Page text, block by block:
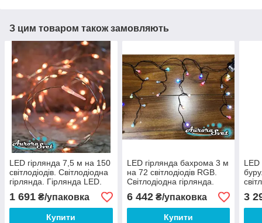
З цим товаром також замовляють
LED гірлянда 7,5 м на 150
світлодіодів. Світлодіодна
гірлянда. Гірлянда LED.
Виробництво Франція.
1 691 ₴/упаковка
Купити
LED гірлянда бахрома 3 м
на 72 світлодіодів RGB.
Світлодіодна гірлянда.
Виробництво Франція.
6 442₴/упаковка
Купити
LED
3